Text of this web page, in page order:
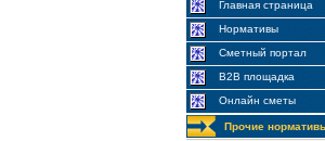
Главная страница
Нормативы
Сметный портал
В2В площадка
Онлайн сметы
Прочие